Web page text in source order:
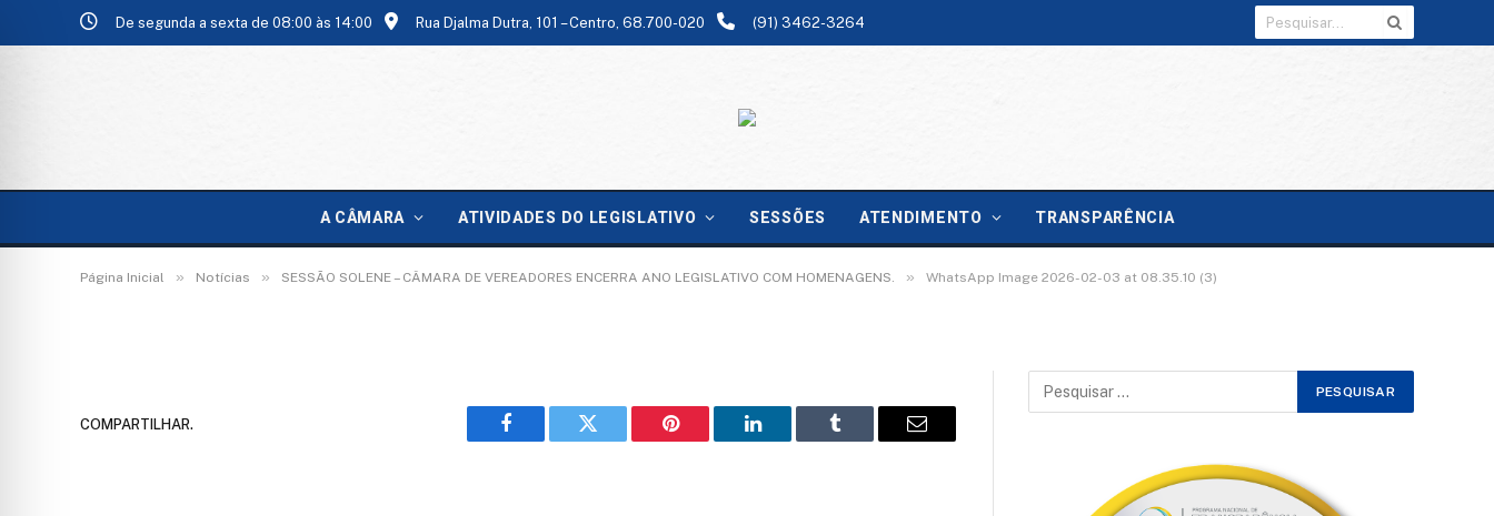
De segunda a sexta de 08:00 às 14:00 Rua Djalma Dutra, 101 – Centro, 68.700-020 (91) 3462-3264
A CÂMARA ATIVIDADES DO LEGISLATIVO SESSÕES ATENDIMENTO TRANSPARÊNCIA
Página Inicial » Notícias » SESSÃO SOLENE – CÂMARA DE VEREADORES ENCERRA ANO LEGISLATIVO COM HOMENAGENS. » WhatsApp Image 2026-02-03 at 08.35.10 (3)
WhatsApp Image 2026-02-03 at 08.35.10 (3)
De TecnoInfo 3 de fevereiro de 2026
COMPARTILHAR.
Facebook Twitter Pinterest LinkedIn Tumblr Email